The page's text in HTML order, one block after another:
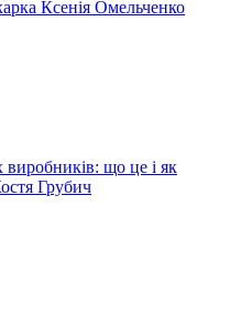
Ксенія Омельченко
виробників: що це і як
Грубич